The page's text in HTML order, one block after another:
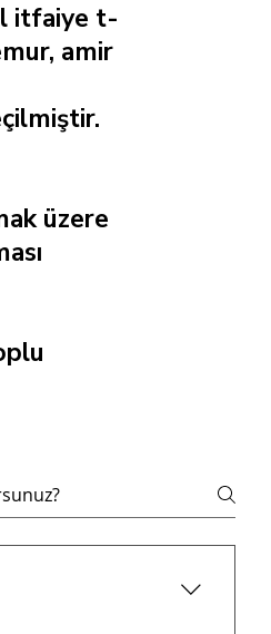
itfaiye t-
amir
üzere